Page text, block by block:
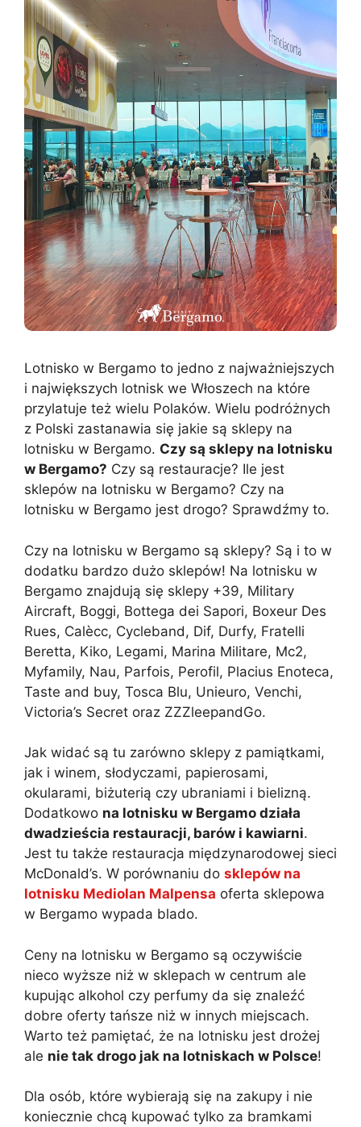
Lotnisko w Bergamo to jedno z najważniejszych
i największych lotnisk we Włoszech na które
przylatuje też wielu Polaków. Wielu podróżnych
z Polski zastanawia się jakie są sklepy na
lotnisku w Bergamo. Czy są sklepy na lotnisku
w Bergamo? Czy są restauracje? Ile jest
sklepów na lotnisku w Bergamo? Czy na
lotnisku w Bergamo jest drogo? Sprawdźmy to.
Czy na lotnisku w Bergamo są sklepy? Są i to w
dodatku bardzo dużo sklepów! Na lotnisku w
Bergamo znajdują się sklepy +39, Military
Aircraft, Boggi, Bottega dei Sapori, Boxeur Des
Rues, Calècc, Cycleband, Dif, Durfy, Fratelli
Beretta, Kiko, Legami, Marina Militare, Mc2,
Myfamily, Nau, Parfois, Perofil, Placius Enoteca,
Taste and buy, Tosca Blu, Unieuro, Venchi,
Victoria’s Secret oraz ZZZleepandGo.
Jak widać są tu zarówno sklepy z pamiątkami,
jak i winem, słodyczami, papierosami,
okularami, biżuterią czy ubraniami i bielizną.
Dodatkowo na lotnisku w Bergamo działa
dwadzieścia restauracji, barów i kawiarni.
Jest tu także restauracja międzynarodowej sieci
McDonald’s. W porównaniu do sklepów na
lotnisku Mediolan Malpensa oferta sklepowa
w Bergamo wypada blado.
Ceny na lotnisku w Bergamo są oczywiście
nieco wyższe niż w sklepach w centrum ale
kupując alkohol czy perfumy da się znaleźć
dobre oferty tańsze niż w innych miejscach.
Warto też pamiętać, że na lotnisku jest drożej
ale nie tak drogo jak na lotniskach w Polsce!
Dla osób, które wybierają się na zakupy i nie
koniecznie chcą kupować tylko za bramkami